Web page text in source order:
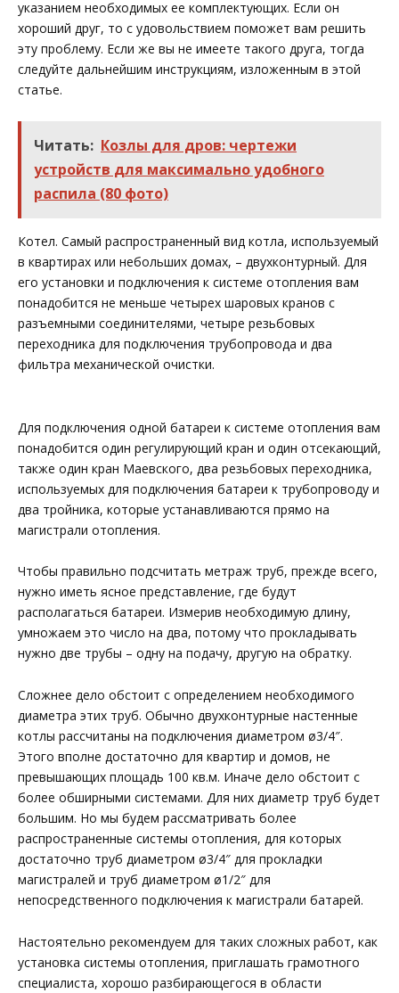
указанием необходимых ее комплектующих. Если он
хороший друг, то с удовольствием поможет вам решить
эту проблему. Если же вы не имеете такого друга, тогда
следуйте дальнейшим инструкциям, изложенным в этой
статье.
Читать: Козлы для дров: чертежи
устройств для максимально удобного
распила (80 фото)
Котел. Самый распространенный вид котла, используемый
в квартирах или небольших домах, – двухконтурный. Для
его установки и подключения к системе отопления вам
понадобится не меньше четырех шаровых кранов с
разъемными соединителями, четыре резьбовых
переходника для подключения трубопровода и два
фильтра механической очистки.
Для подключения одной батареи к системе отопления вам
понадобится один регулирующий кран и один отсекающий,
также один кран Маевского, два резьбовых переходника,
используемых для подключения батареи к трубопроводу и
два тройника, которые устанавливаются прямо на
магистрали отопления.
Чтобы правильно подсчитать метраж труб, прежде всего,
нужно иметь ясное представление, где будут
располагаться батареи. Измерив необходимую длину,
умножаем это число на два, потому что прокладывать
нужно две трубы – одну на подачу, другую на обратку.
Сложнее дело обстоит с определением необходимого
диаметра этих труб. Обычно двухконтурные настенные
котлы рассчитаны на подключения диаметром ø3/4″.
Этого вполне достаточно для квартир и домов, не
превышающих площадь 100 кв.м. Иначе дело обстоит с
более обширными системами. Для них диаметр труб будет
большим. Но мы будем рассматривать более
распространенные системы отопления, для которых
достаточно труб диаметром ø3/4″ для прокладки
магистралей и труб диаметром ø1/2″ для
непосредственного подключения к магистрали батарей.
Настоятельно рекомендуем для таких сложных работ, как
установка системы отопления, приглашать грамотного
специалиста, хорошо разбирающегося в области